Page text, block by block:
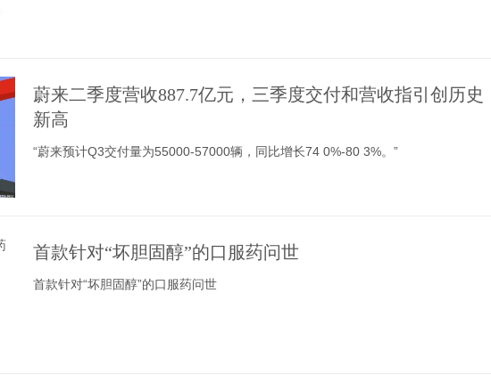
蔚来二季度营收887.7亿元，三季度交付和营收指引创历史
新高
“蔚来预计Q3交付量为55000-57000辆，同比增长74 0%-80 3%。”
首款针对“坏胆固醇”的口服药问世
首款针对“坏胆固醇”的口服药问世